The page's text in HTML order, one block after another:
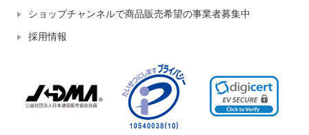
ショップチャンネルで商品販売希望の事業者募集中
採用情報